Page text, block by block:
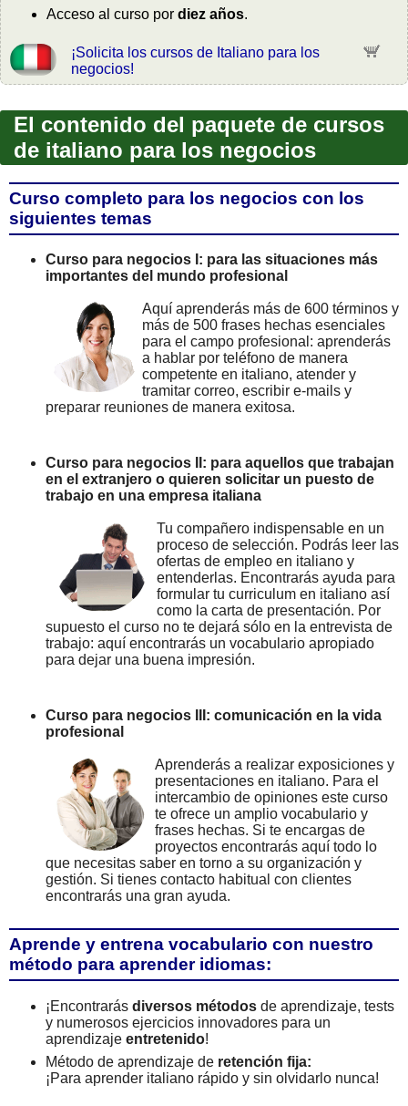
Acceso al curso por diez años.
¡Solicita los cursos de Italiano para los
negocios!
El contenido del paquete de cursos
de italiano para los negocios
Curso completo para los negocios con los
siguientes temas
Curso para negocios I: para las situaciones más
importantes del mundo profesional
Aquí aprenderás más de 600 términos y
más de 500 frases hechas esenciales
para el campo profesional: aprenderás
a hablar por teléfono de manera
competente en italiano, atender y
tramitar correo, escribir e-mails y
preparar reuniones de manera exitosa.
Curso para negocios II: para aquellos que trabajan
en el extranjero o quieren solicitar un puesto de
trabajo en una empresa italiana
Tu compañero indispensable en un
proceso de selección. Podrás leer las
ofertas de empleo en italiano y
entenderlas. Encontrarás ayuda para
formular tu curriculum en italiano así
como la carta de presentación. Por
supuesto el curso no te dejará sólo en la entrevista de
trabajo: aquí encontrarás un vocabulario apropiado
para dejar una buena impresión.
Curso para negocios III: comunicación en la vida
profesional
Aprenderás a realizar exposiciones y
presentaciones en italiano. Para el
intercambio de opiniones este curso
te ofrece un amplio vocabulario y
frases hechas. Si te encargas de
proyectos encontrarás aquí todo lo
que necesitas saber en torno a su organización y
gestión. Si tienes contacto habitual con clientes
encontrarás una gran ayuda.
Aprende y entrena vocabulario con nuestro
método para aprender idiomas:
¡Encontrarás diversos métodos de aprendizaje, tests
y numerosos ejercicios innovadores para un
aprendizaje entretenido!
Método de aprendizaje de retención fija:
¡Para aprender italiano rápido y sin olvidarlo nunca!